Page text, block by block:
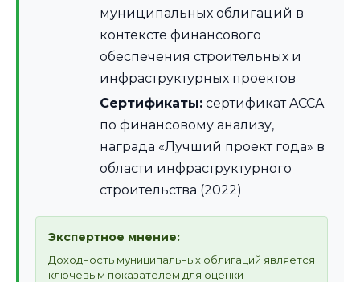
муниципальных облигаций в
контексте финансового
обеспечения строительных и
инфраструктурных проектов
Сертификаты: сертификат ACCA
по финансовому анализу,
награда «Лучший проект года» в
области инфраструктурного
строительства (2022)
Экспертное мнение:
Доходность муниципальных облигаций является
ключевым показателем для оценки